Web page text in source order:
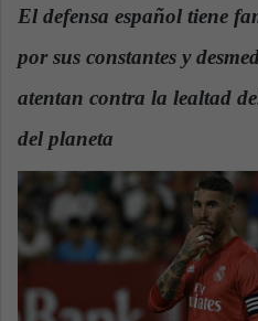
n
a
n
a
i
l
El defensa español tiene
por sus constantes y
atentan contra la lealtad
del planeta